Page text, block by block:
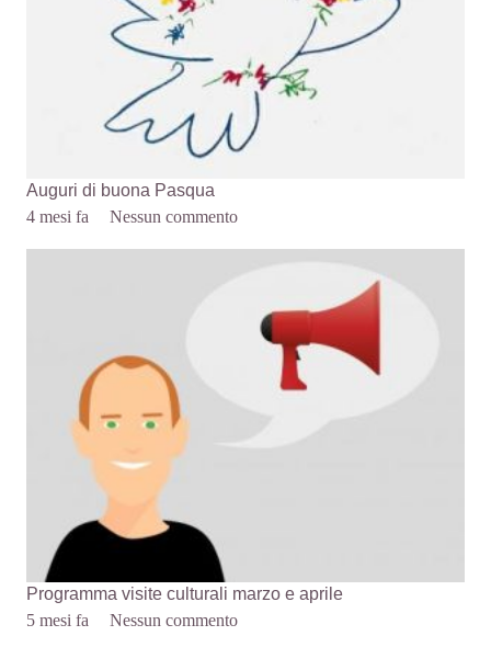
Auguri di buona Pasqua
4 mesi fa
Nessun commento
Programma visite culturali marzo e aprile
5 mesi fa
Nessun commento